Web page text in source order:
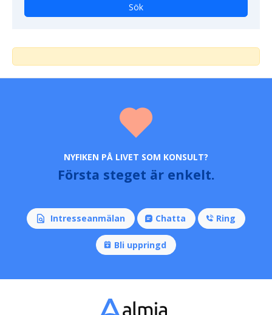
Sök
NYFIKEN PÅ LIVET SOM KONSULT?
Första steget är enkelt.
Intresseanmälan Chatta Ring
Bli uppringd